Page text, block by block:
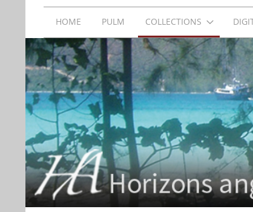
HOME PULM COLLECTIONS